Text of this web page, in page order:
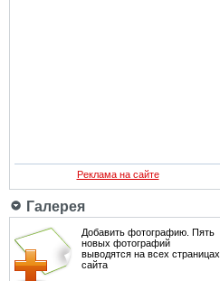
Реклама на сайте
Галерея
Добавить фотографию. Пять
новых фотографий
выводятся на всех страницах
сайта